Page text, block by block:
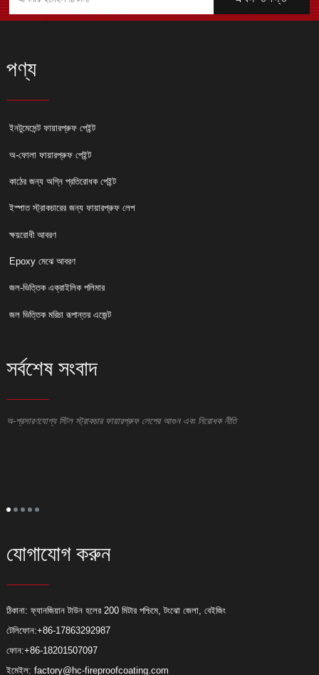
পণ্য
ইনটুমেসেন্ট ফায়ারপ্রুফ পেইন্ট
অ-ফোলা ফায়ারপ্রুফ পেইন্ট
কাঠের জন্য অগ্নি প্রতিরোধক পেইন্ট
ইস্পাত স্ট্রাকচারের জন্য ফায়ারপ্রুফ লেপ
ক্ষয়রোধী আবরণ
Epoxy মেঝে আবরণ
জল-ভিত্তিক এক্রাইলিক পলিমার
জল ভিত্তিক মরিচা রূপান্তর এজেন্ট
সর্বশেষ সংবাদ
অ-প্রসারণযোগ্য স্টিল স্ট্রাকচার ফায়ারপ্রুফ লেপের আগুন এবং নিরোধক নীতি
যোগাযোগ করুন
ঠিকানা: ফ্যানজিয়ান টাউন হলের 200 মিটার পশ্চিমে, টংঝো জেলা, বেইজিং
টেলিফোন:+86-17863292987
ফোন:+86-18201507097
ইমেইল: factory@hc-fireproofcoating.com